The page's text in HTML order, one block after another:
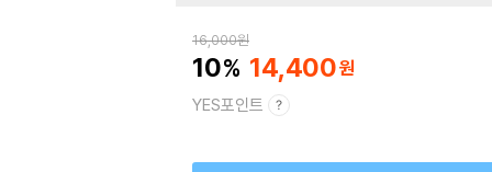
16,000원
10 14,400
YES포인트